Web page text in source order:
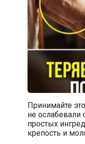
Принимайте
не ослабевали
простых
крепость и